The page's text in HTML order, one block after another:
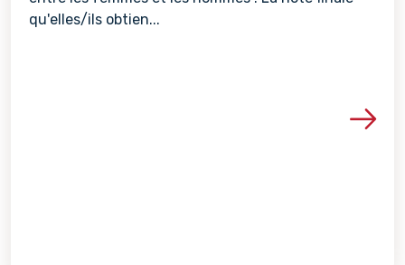
qu'elles/ils obtien...
Voir les détails de la